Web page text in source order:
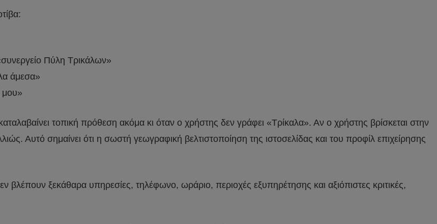
Πύλη Τρικάλων»
άμεσα»
μου»
τοπική πρόθεση ακόμα κι όταν ο χρήστης δεν γράφει «Τρίκαλα». Αν ο χρήστης βρίσκεται στην
Αυτό σημαίνει ότι η σωστή γεωγραφική βελτιστοποίηση της ιστοσελίδας και του προφίλ επιχείρησης
βλέπουν ξεκάθαρα υπηρεσίες, τηλέφωνο, ωράριο, περιοχές εξυπηρέτησης και αξιόπιστες κριτικές,